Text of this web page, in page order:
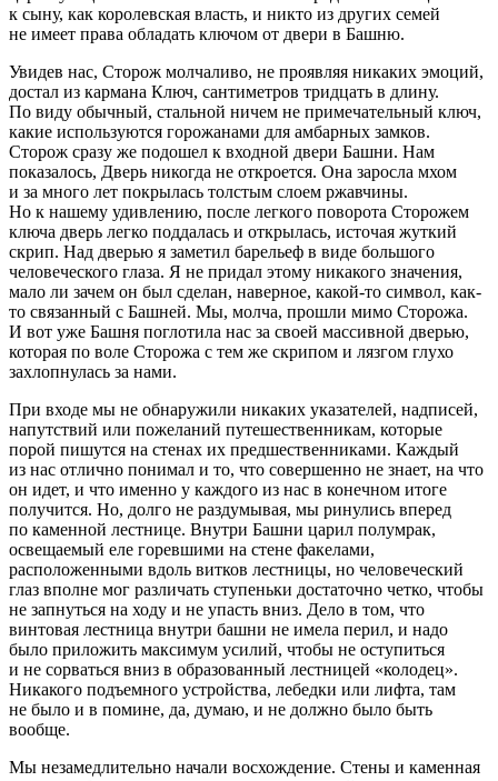
к сыну, как королевская власть, и никто из других семей
не имеет права обладать ключом от двери в Башню.
Увидев нас, Сторож молчаливо, не проявляя никаких эмоций,
достал из кармана Ключ, сантиметров тридцать в длину.
По виду обычный, стальной ничем не примечательный ключ,
какие используются горожанами для амбарных замков.
Сторож сразу же подошел к входной двери Башни. Нам
показалось, Дверь никогда не откроется. Она заросла мхом
и за много лет покрылась толстым слоем ржавчины.
Но к нашему удивлению, после легкого поворота Сторожем
ключа дверь легко поддалась и открылась, источая жуткий
скрип. Над дверью я заметил барельеф в виде большого
человеческого глаза. Я не придал этому никакого значения,
мало ли зачем он был сделан, наверное, какой-то символ, как-
то связанный с Башней. Мы, молча, прошли мимо Сторожа.
И вот уже Башня поглотила нас за своей массивной дверью,
которая по воле Сторожа с тем же скрипом и лязгом глухо
захлопнулась за нами.
При входе мы не обнаружили никаких указателей, надписей,
напутствий или пожеланий путешественникам, которые
порой пишутся на стенах их предшественниками. Каждый
из нас отлично понимал и то, что совершенно не знает, на что
он идет, и что именно у каждого из нас в конечном итоге
получится. Но, долго не раздумывая, мы ринулись вперед
по каменной лестнице. Внутри Башни царил полумрак,
освещаемый еле горевшими на стене факелами,
расположенными вдоль витков лестницы, но человеческий
глаз вполне мог различать ступеньки достаточно четко, чтобы
не запнуться на ходу и не упасть вниз. Дело в том, что
винтовая лестница внутри башни не имела перил, и надо
было приложить максимум усилий, чтобы не оступиться
и не сорваться вниз в образованный лестницей «колодец».
Никакого подъемного устройства, лебедки или лифта, там
не было и в помине, да, думаю, и не должно было быть
вообще.
Мы незамедлительно начали восхождение. Стены и каменная